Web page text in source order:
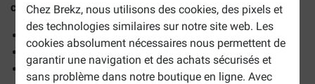
Chez Brekz, nous utilisons des cookies, des pixels et
des technologies similaires sur notre site web. Les
cookies absolument nécessaires nous permettent de
garantir une navigation et des achats sécurisés et
sans problème dans notre boutique en ligne. Avec
chienest un véritable snack pour tous les chiens.
Produit naturel
Un goût délicieux
Pour tous les chiens